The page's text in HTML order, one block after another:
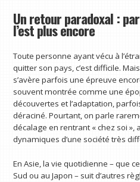
Un retour paradoxal :
l’est plus encore
Toute personne ayant vécu à
quitter son pays, c’est difficile.
s’avère parfois une épreuve
souvent montrée comme une
découvertes et l’adaptation,
déraciné. Pourtant, on parle
décalage en rentrant « chez soi »,
dynamiques d’une société très
En Asie, la vie quotidienne – que
Sud ou au Japon – suit d’autres